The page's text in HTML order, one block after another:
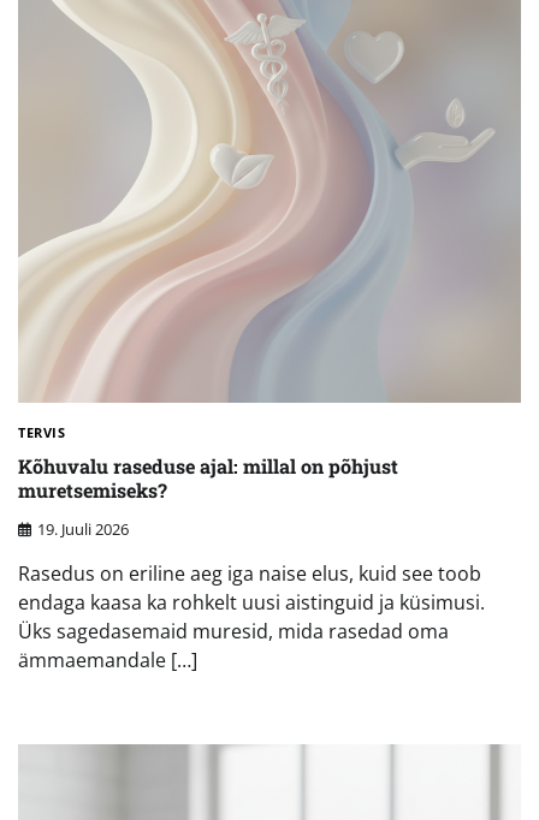
TERVIS
Kõhuvalu raseduse ajal: millal on põhjust
muretsemiseks?
19. Juuli 2026
Rasedus on eriline aeg iga naise elus, kuid see toob
endaga kaasa ka rohkelt uusi aistinguid ja küsimusi.
Üks sagedasemaid muresid, mida rasedad oma
ämmaemandale […]